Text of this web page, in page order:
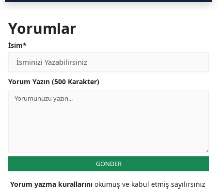
Yorumlar
İsim*
Yorum Yazın (500 Karakter)
GÖNDER
Yorum yazma kurallarını okumuş ve kabul etmiş sayılırsınız